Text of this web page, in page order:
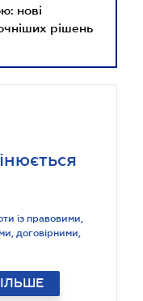
нові
рішень
із правовими,
договірними,